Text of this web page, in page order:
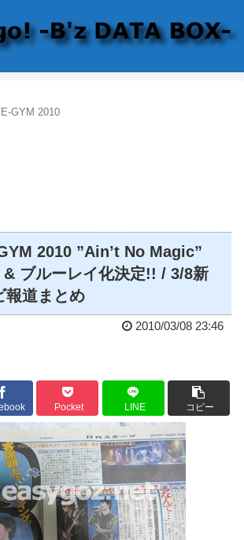
GYM 2010
2010 ”Ain’t No Magic”
& ブルーレイ化決定!! / 3/8新
報道まとめ
2010/03/08 23:46
Pocket LINE コピー